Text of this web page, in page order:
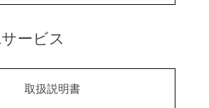
ービス
取扱説明書